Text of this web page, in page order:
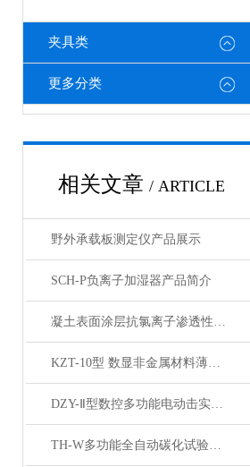
夹具类
更多分类
相关文章 / ARTICLE
野外承载板测定仪产品展示
SCH-P负离子加湿器产品简介
凝土表面涂层抗氯离子渗透性试验装置产品展示
KZT-10型 数显非金属材料薄板抗折试验机产品展示
DZY-Ⅱ型数控多功能电动击实仪产品展示
TH-W多功能全自动碳化试验箱产品展示